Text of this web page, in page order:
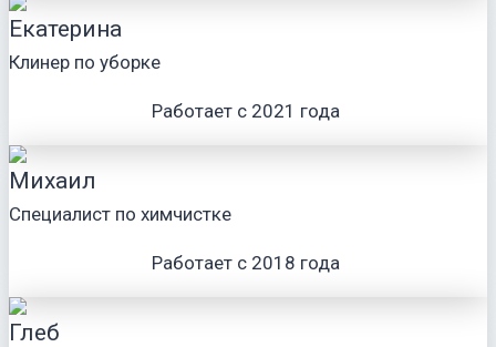
Екатерина
Клинер по уборке
Работает с 2021 года
Михаил
Специалист по химчистке
Работает с 2018 года
Глеб